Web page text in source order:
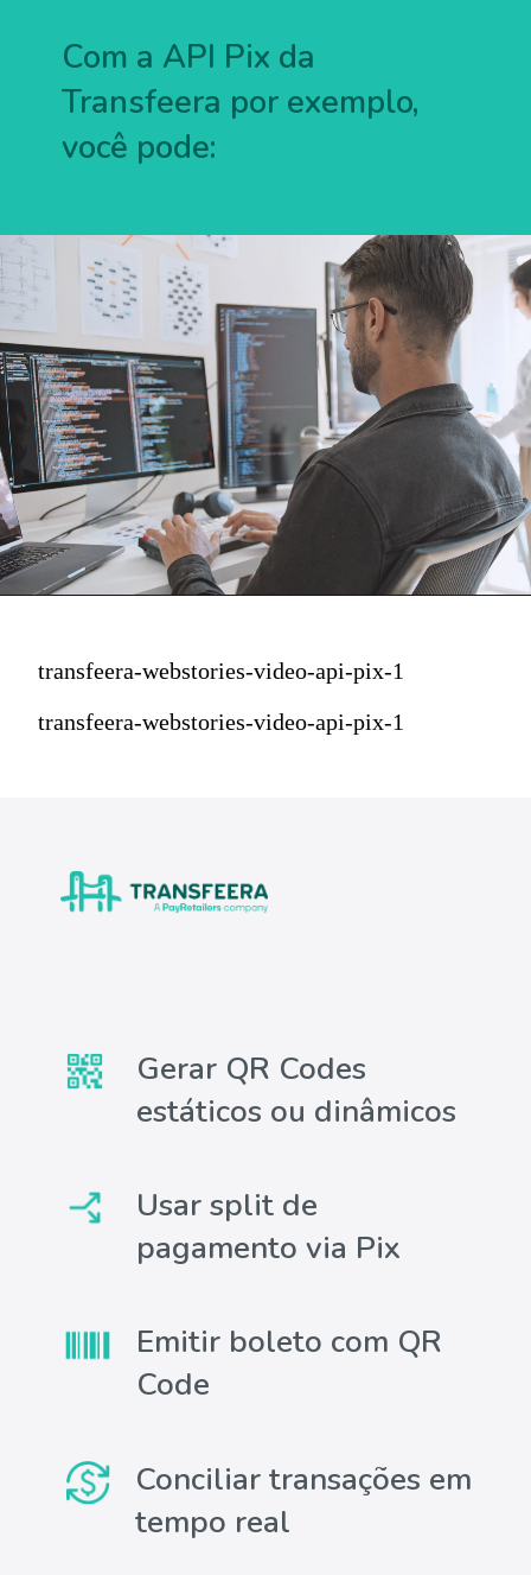
Com a API Pix da
Transfeera por exemplo,
você pode:
transfeera-webstories-video-api-pix-1
transfeera-webstories-video-api-pix-1
Usar split de
pagamento via Pix
Emitir boleto com QR
Code
Conciliar transações em
tempo real
Gerar QR Codes
estáticos ou dinâmicos